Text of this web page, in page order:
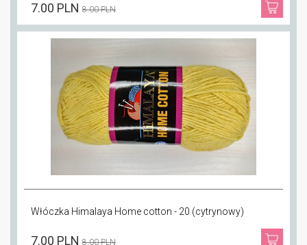
7.00 PLN 8.00 PLN
Włóczka Himalaya Home cotton - 20 (cytrynowy)
7.00 PLN 8.00 PLN